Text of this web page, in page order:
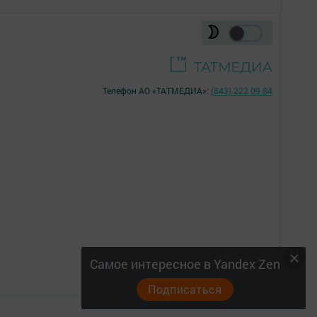
Самое интересное в Yandex Zen
Подписаться
Телефон АО «ТАТМЕДИА»: (843) 222 09 84
16+